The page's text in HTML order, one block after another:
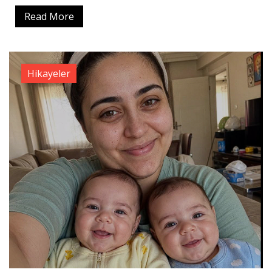
Read More
Hikayeler